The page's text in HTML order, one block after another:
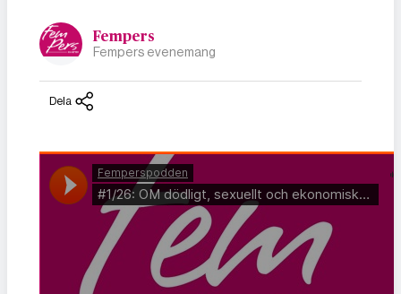
Fempers
Fempers evenemang
Dela